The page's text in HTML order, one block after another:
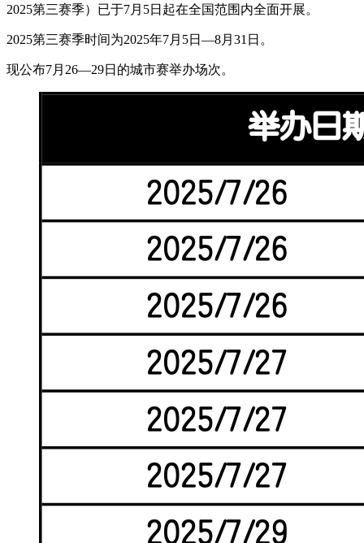
2025第三赛季）已于7月5日起在全国范围内全面开展。
2025第三赛季时间为2025年7月5日—8月31日。
现公布7月26—29日的城市赛举办场次。